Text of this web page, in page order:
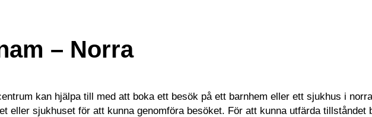
– Norra
kan hjälpa till med att boka ett besök på ett barnhem eller ett sjukhus i
eller sjukhuset för att kunna genomföra besöket. För att kunna utfärda